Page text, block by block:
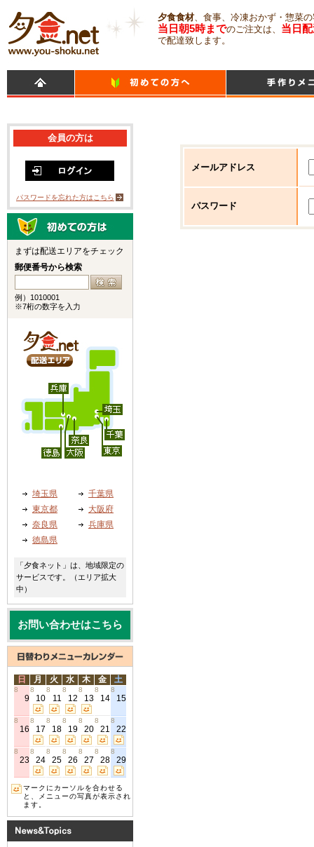
夕食食材、食事、冷凍おかず・惣菜
当日朝5時までのご注文は、 当日
で配達致します。
メールアドレス
パスワード
会員の方は
パスワードを忘れた方はこちら
まずは配送エリアをチェック
郵便番号から検索
例）1010001
※7桁の数字を入力
埼玉県
千葉県
東京都
大阪府
奈良県
兵庫県
徳島県
「夕食ネット」は、地域限定の
サービスです。（エリア拡大
中）
お問い合わせはこちら
日 月 火 水 木 金 土
8
9
8
10
8
11
8
12
8
13
8
14
8
15
8
16
8
17
8
18
8
19
8
20
8
21
8
22
8
23
8
24
8
25
8
26
8
27
8
28
8
29
マークにカーソルを合わせる
と、メニューの写真が表示され
ます。